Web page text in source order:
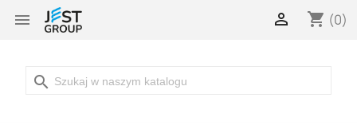
 shopping_cart (0)

search